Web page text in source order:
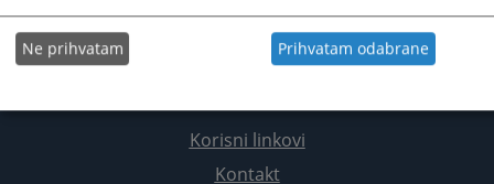
Korisni linkovi
Kontakt
Ne prihvatam Prihvatam odabrane